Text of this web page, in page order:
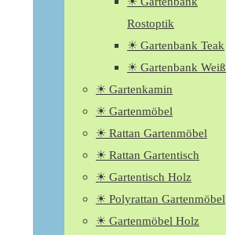
Rostoptik
☀ Gartenbank Teak
☀ Gartenbank Weiß
☀ Gartenkamin
☀ Gartenmöbel
☀ Rattan Gartenmöbel
☀ Rattan Gartentisch
☀ Gartentisch Holz
☀ Polyrattan Gartenmöbel
☀ Gartenmöbel Holz